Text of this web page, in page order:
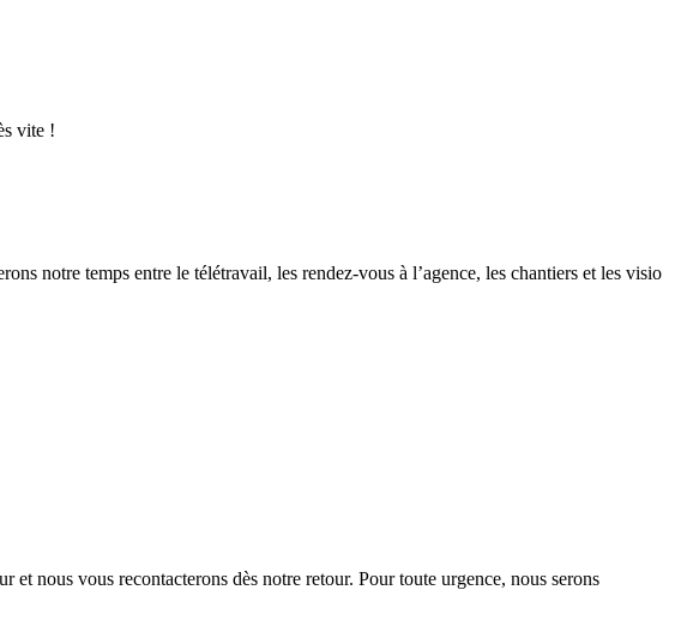
vite !
notre temps entre le télétravail, les rendez-vous à l’agence, les chantiers et les visio
nous vous recontacterons dès notre retour. Pour toute urgence, nous serons